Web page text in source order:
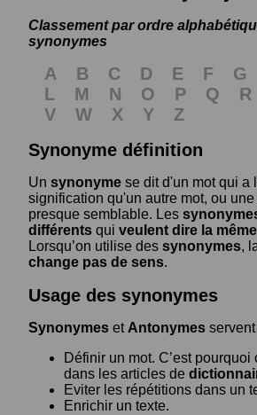
Classement par ordre
synonymes
A B C D E F G
L
M N O P Q R
V
W X Y
Z
Synonyme définition
Un synonyme se dit d'un mot qui a
signification qu'un autre mot, ou
presque semblable. Les
différents qui veulent dire la
Lorsqu’on utilise des synonymes,
change pas de sens.
Usage des synonymes
Synonymes etAntonymes servent
Définir un mot. C’est pourquoi
dans les articles de
Eviter les répétitions dans un
Enrichir un texte.